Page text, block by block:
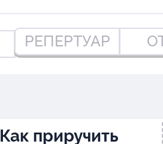
РЕПЕРТУАР
Как приручить